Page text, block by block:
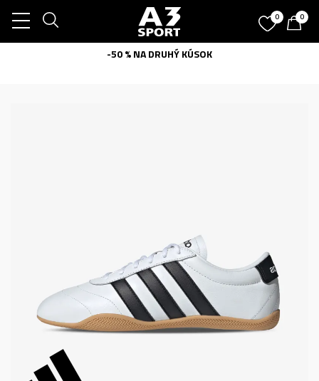
0 0
-50 % NA DRUHÝ KÚSOK